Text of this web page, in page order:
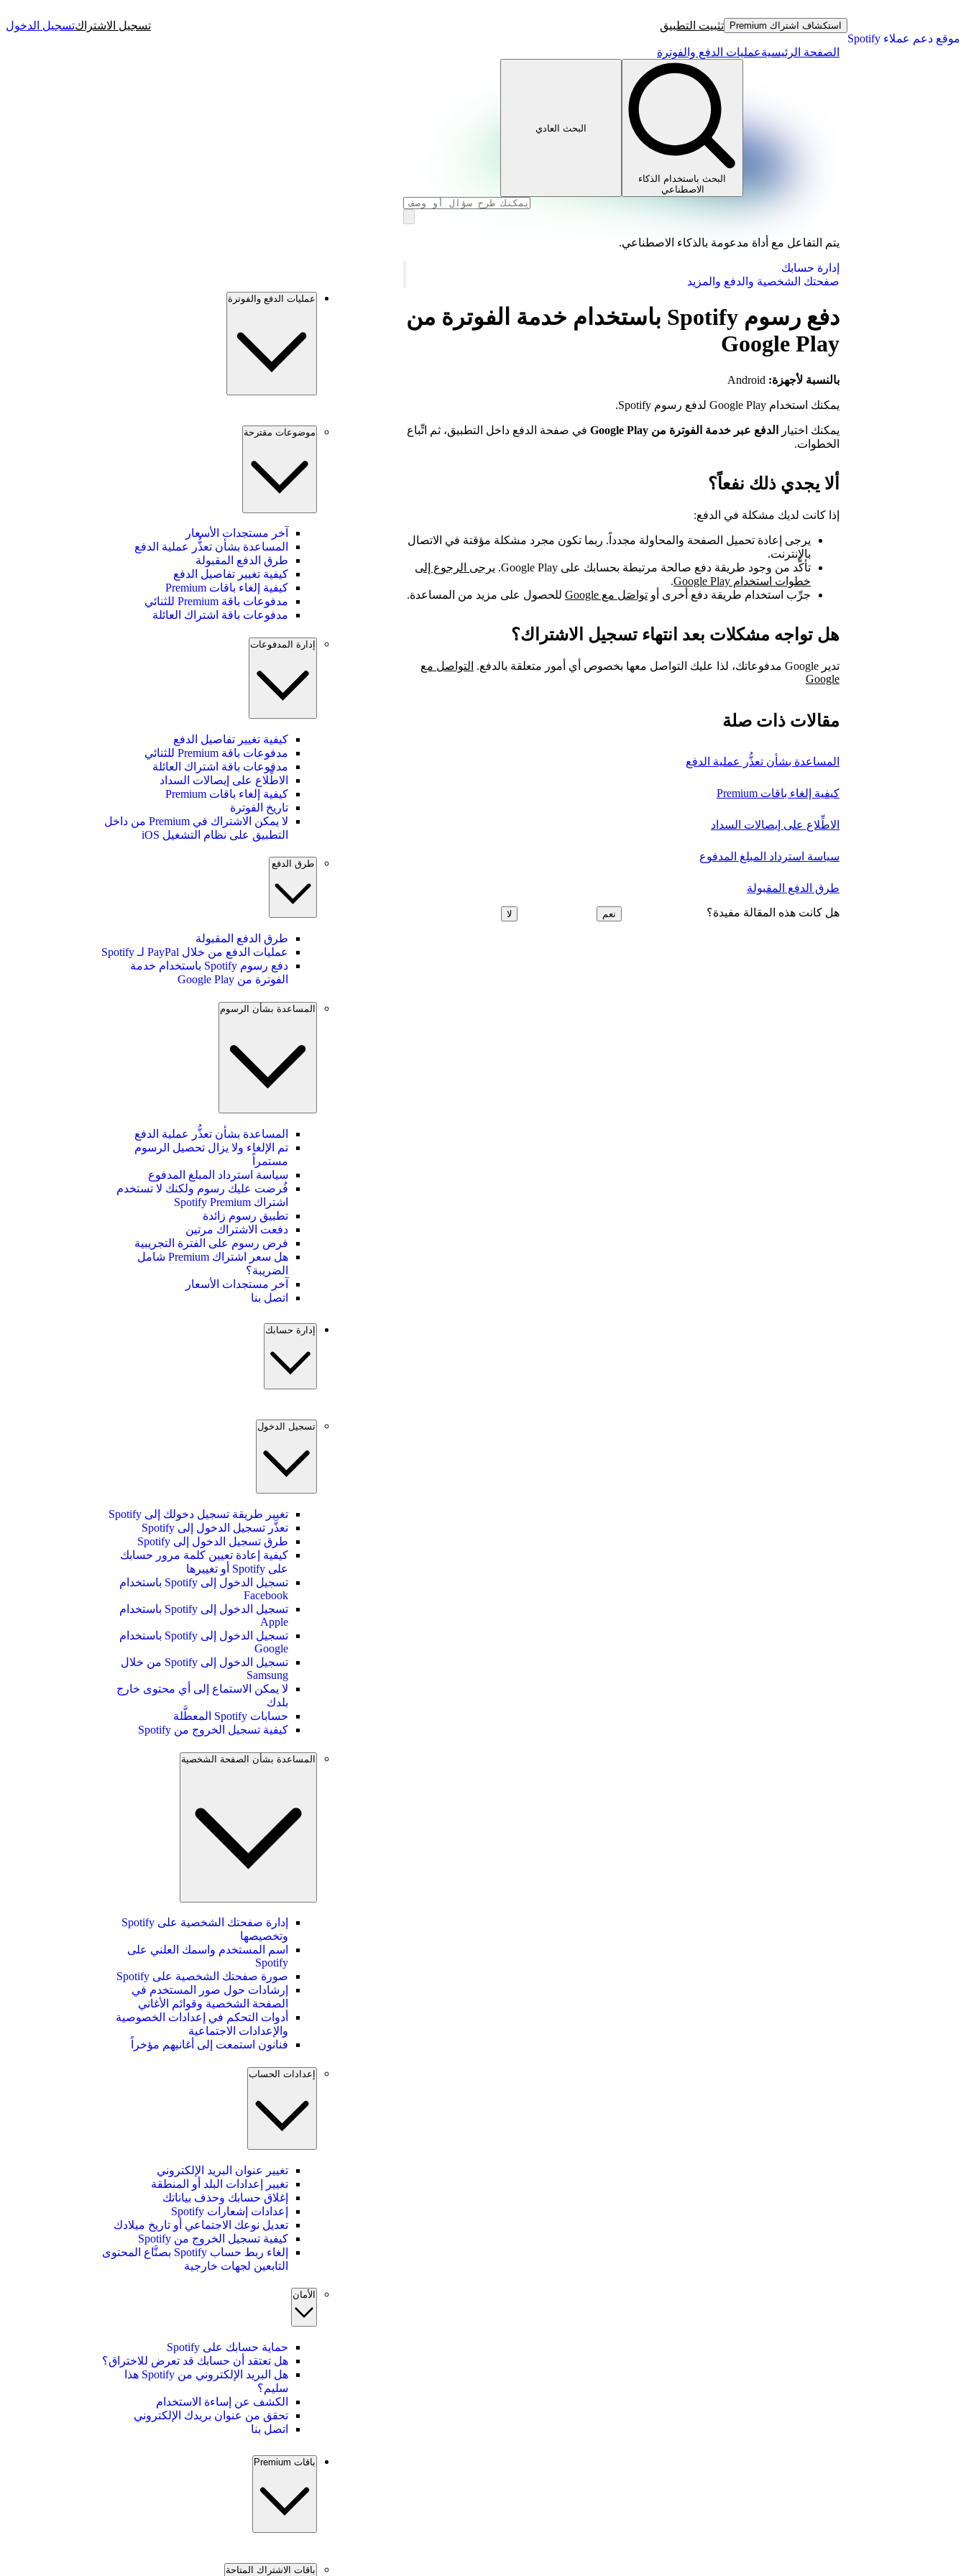
موقع دعم عملاء Spotify
استكشاف اشتراك Premium تثبيت التطبيق تسجيل الاشتراكتسجيل الدخول
الصفحة الرئيسيةعمليات الدفع والفوترة
البحث باستخدام الذكاء
الاصطناعي
البحث العادي
يتم التفاعل مع أداة مدعومة بالذكاء الاصطناعي.
إدارة حسابك
صفحتك الشخصية والدفع والمزيد
دفع رسوم Spotify باستخدام خدمة الفوترة من
Google Play
بالنسبة لأجهزة:
يمكنك استخدام Google Play لدفع رسوم Spotify.
يمكنك اختيار الدفع عبر خدمة الفوترة من Google Play
في صفحة الدفع داخل التطبيق، ثم اتِّباع
الخطوات.
ألا يجدي ذلك نفعاً؟
إذا كانت لديك مشكلة في الدفع:
يرجى إعادة تحميل الصفحة والمحاولة مجدداً. ربما تكون مجرد مشكلة مؤقتة في الاتصال
بالإنترنت.
تأكَّد من وجود طريقة دفع صالحة مرتبطة بحسابك على Google Play.
يرجى الرجوع إلى
خطوات استخدام Google Play
.
جرِّب استخدام طريقة دفع أخرى أو تواصَل مع Google للحصول على مزيد من المساعدة.
هل تواجه مشكلات بعد انتهاء تسجيل الاشتراك؟
تدير Google مدفوعاتك، لذا عليك التواصل معها بخصوص أي أمور متعلقة بالدفع.
التواصل مع
Google
مقالات ذات صلة
المساعدة بشأن تعذُّر عملية الدفع
كيفية إلغاء باقات Premium
الاطِّلاع على إيصالات السداد
سياسة استرداد المبلغ المدفوع
طرق الدفع المقبولة
هل كانت هذه المقالة مفيدة؟ نعم لا
عمليات الدفع والفوترة
موضوعات مقترحة
آخر مستجدات الأسعار
المساعدة بشأن تعذُّر عملية الدفع
طرق الدفع المقبولة
كيفية تغيير تفاصيل الدفع
كيفية إلغاء باقات Premium
مدفوعات باقة Premium للثنائي
مدفوعات باقة اشتراك العائلة
إدارة المدفوعات
كيفية تغيير تفاصيل الدفع
مدفوعات باقة Premium للثنائي
مدفوعات باقة اشتراك العائلة
الاطِّلاع على إيصالات السداد
كيفية إلغاء باقات Premium
تاريخ الفوترة
لا يمكن الاشتراك في Premium من داخل
التطبيق على نظام التشغيل iOS
طرق الدفع
طرق الدفع المقبولة
عمليات الدفع من خلال PayPal لـ Spotify
دفع رسوم Spotify باستخدام خدمة
الفوترة من Google Play
المساعدة بشأن الرسوم
المساعدة بشأن تعذُّر عملية الدفع
تم الإلغاء ولا يزال تحصيل الرسوم
مستمراً
سياسة استرداد المبلغ المدفوع
فُرضت عليك رسوم ولكنك لا تستخدم
اشتراك Spotify Premium
تطبيق رسوم زائدة
دفعت الاشتراك مرتين
فرض رسوم على الفترة التجريبية
هل سعر اشتراك Premium شامل
الضريبة؟
آخر مستجدات الأسعار
اتصل بنا
إدارة حسابك
تسجيل الدخول
تغيير طريقة تسجيل دخولك إلى Spotify
تعذَّر تسجيل الدخول إلى Spotify
طرق تسجيل الدخول إلى Spotify
كيفية إعادة تعيين كلمة مرور حسابك
على Spotify أو تغييرها
تسجيل الدخول إلى Spotify باستخدام
Facebook
تسجيل الدخول إلى Spotify باستخدام
Apple
تسجيل الدخول إلى Spotify باستخدام
Google
تسجيل الدخول إلى Spotify من خلال
Samsung
لا يمكن الاستماع إلى أي محتوى خارج
بلدك
حسابات Spotify المعطَّلة
كيفية تسجيل الخروج من Spotify
المساعدة بشأن الصفحة الشخصية
إدارة صفحتك الشخصية على Spotify
وتخصيصها
اسم المستخدم واسمك العلني على
Spotify
صورة صفحتك الشخصية على Spotify
إرشادات حول صور المستخدم في
الصفحة الشخصية وقوائم الأغاني
أدوات التحكم في إعدادات الخصوصية
والإعدادات الاجتماعية
فنانون استمعت إلى أغانيهم مؤخراً
إعدادات الحساب
تغيير عنوان البريد الإلكتروني
تغيير إعدادات البلد أو المنطقة
إغلاق حسابك وحذف بياناتك
إعدادات إشعارات Spotify
تعديل نوعك الاجتماعي أو تاريخ ميلادك
كيفية تسجيل الخروج من Spotify
إلغاء ربط حساب Spotify بصنَّاع المحتوى
التابعين لجهات خارجية
الأمان
حماية حسابك على Spotify
هل تعتقد أن حسابك قد تعرض للاختراق؟
هل البريد الإلكتروني من Spotify هذا
سليم؟
الكشف عن إساءة الاستخدام
تحقق من عنوان بريدك الإلكتروني
اتصل بنا
باقات Premium
باقات الاشتراك المتاحة